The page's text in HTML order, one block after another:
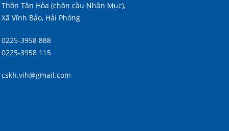
Thôn Tân Hòa (chân cầu Nhân Mục),
Xã Vĩnh Bảo, Hải Phòng
0225-3958 888
0225-3958 115
cskh.vih@gmail.com